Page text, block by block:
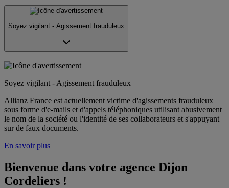
Soyez vigilant - Agissement frauduleux
Soyez vigilant - Agissement frauduleux
Allianz France est actuellement victime d'agissements frauduleux
sous forme d'e-mails et d'appels téléphoniques utilisant abusivement
le nom de la société ou l'identité de ses collaborateurs et s'appuyant
sur de faux documents.
En savoir plus
Bienvenue dans votre agence Dijon
Cordeliers !